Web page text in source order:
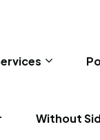
Without